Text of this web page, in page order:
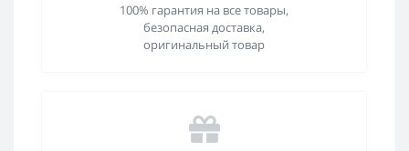
100% гарантия на все товары,
безопасная доставка,
оригинальный товар